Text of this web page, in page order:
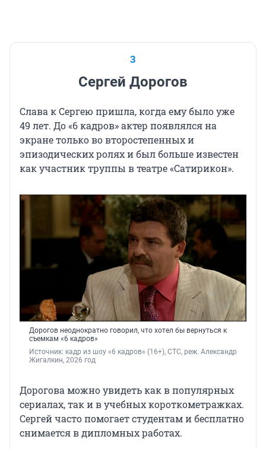
3
Сергей Дорогов
Слава к Сергею пришла, когда ему было уже
49 лет. До «6 кадров» актер появлялся на
экране только во второстепенных и
эпизодических ролях и был больше известен
как участник труппы в театре «Сатирикон».
Дорогов неоднократно говорил, что хотел бы вернуться к
съемкам «6 кадров»
Источник: кадр из шоу «6 кадров» (16+), СТС, реж. Александр
Жигалкин, 2026 год
Дорогова можно увидеть как в популярных
сериалах, так и в учебных короткометражках.
Сергей часто помогает студентам и бесплатно
снимается в дипломных работах.